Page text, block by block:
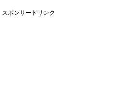
スポンサードリンク